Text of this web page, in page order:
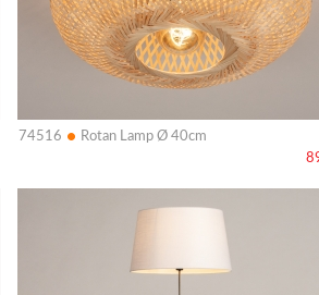
74516 • Rotan Lamp Ø 40cm
Bekijk